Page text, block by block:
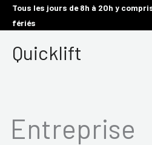
AllerTous les jours de 8h à 20h y
fériés
Quicklift
Entreprise